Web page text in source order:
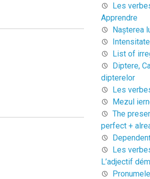
Les
Apprendre
Naşterea
List of
Diptere,
dipterelor
Les
Mezul
The
perfect +
Les
L’adjectif